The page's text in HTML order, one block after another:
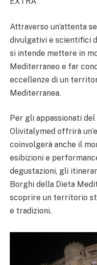
Attraverso un’attenta
divulgativi e scientifici
si intende mettere in
Mediterraneo e far
eccellenze di un
Mediterranea.
Per gli appassionati
Olivitalymed offrirà
coinvolgerà anche il
esibizioni e
degustazioni, gli
Borghi della Dieta
scoprire un territorio
e tradizioni.